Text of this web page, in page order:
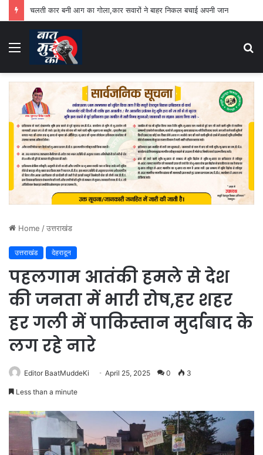
चलती कार बनी आग का गोला,कार सवारों ने बाहर निकल बचाई अपनी जान
Menu
Home /उत्तराखंड
उत्तराखंड देहरादून
पहलगाम आतंकी हमले से देश
की जनता में भारी रोष,हर शहर
हर गली में पाकिस्तान मुर्दाबाद के
लग रहे नारे
Editor BaatMuddeKi April 25, 2025 0 3
Less than a minute